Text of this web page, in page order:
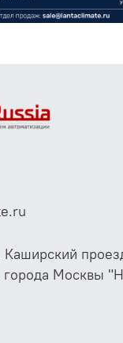
Каширский
города Москвы